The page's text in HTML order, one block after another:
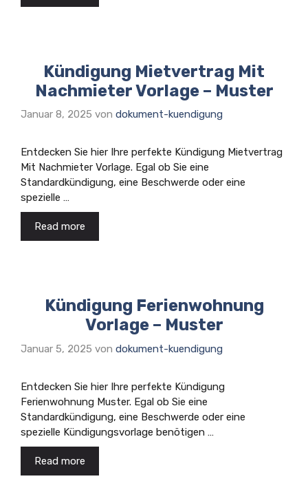
Kündigung Mietvertrag Mit
Nachmieter Vorlage – Muster
Januar 8, 2025 von dokument-kuendigung
Entdecken Sie hier Ihre perfekte Kündigung Mietvertrag
Mit Nachmieter Vorlage. Egal ob Sie eine
Standardkündigung, eine Beschwerde oder eine
spezielle …
Read more
Kündigung Ferienwohnung
Vorlage – Muster
Januar 5, 2025 von dokument-kuendigung
Entdecken Sie hier Ihre perfekte Kündigung
Ferienwohnung Muster. Egal ob Sie eine
Standardkündigung, eine Beschwerde oder eine
spezielle Kündigungsvorlage benötigen …
Read more